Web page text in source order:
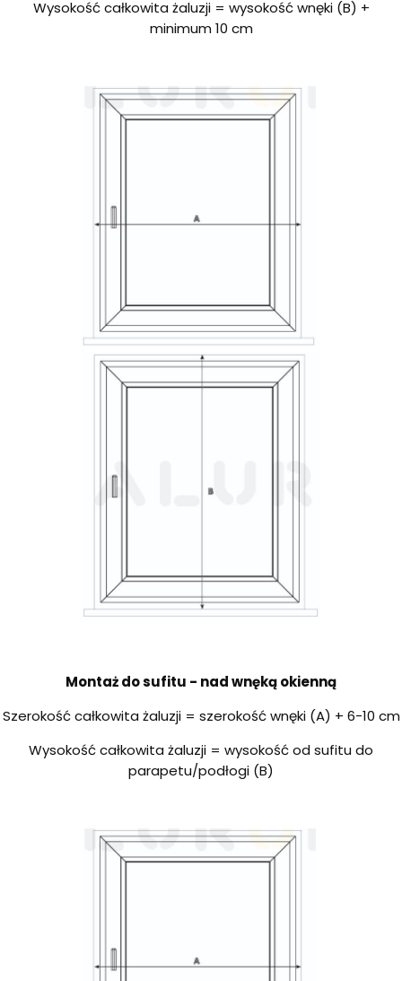
Wysokość całkowita żaluzji = wysokość wnęki (B) +
minimum 10 cm
Montaż do sufitu - nad wnęką okienną
Szerokość całkowita żaluzji = szerokość wnęki (A) + 6-10 cm
Wysokość całkowita żaluzji = wysokość od sufitu do
parapetu/podłogi (B)